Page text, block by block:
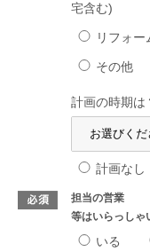
宅含む)
リフォー
その他
計画の時期は
計画なし
担当の営業
等はいらっしゃ
いる